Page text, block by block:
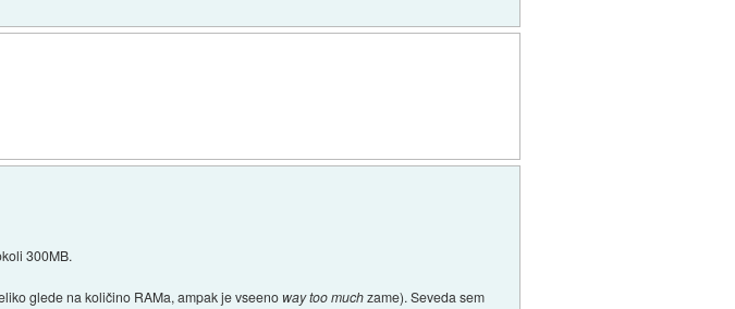
300MB.
glede na količino RAMa, ampak je vseenoway too muchzame). Seveda sem